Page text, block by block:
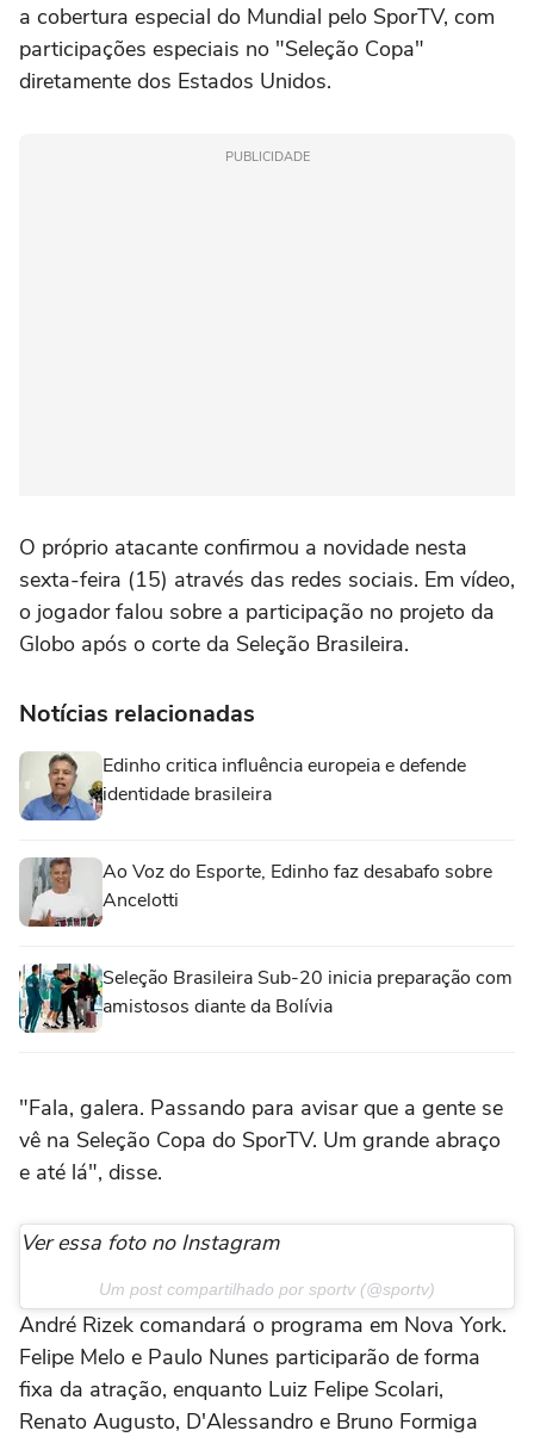
a cobertura especial do Mundial pelo SporTV, com
participações especiais no "Seleção Copa"
diretamente dos Estados Unidos.
PUBLICIDADE
O próprio atacante confirmou a novidade nesta
sexta-feira (15) através das redes sociais. Em vídeo,
o jogador falou sobre a participação no projeto da
Globo após o corte da Seleção Brasileira.
Notícias relacionadas
Edinho critica influência europeia e defende
identidade brasileira
Ao Voz do Esporte, Edinho faz desabafo sobre
Ancelotti
Seleção Brasileira Sub-20 inicia preparação com
amistosos diante da Bolívia
"Fala, galera. Passando para avisar que a gente se
vê na Seleção Copa do SporTV. Um grande abraço
e até lá", disse.
Ver essa foto no Instagram
Um post compartilhado por sportv (@sportv)
André Rizek comandará o programa em Nova York.
Felipe Melo e Paulo Nunes participarão de forma
fixa da atração, enquanto Luiz Felipe Scolari,
Renato Augusto, D'Alessandro e Bruno Formiga